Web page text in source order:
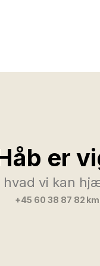
er
vi kan
+45 60 38 87 82